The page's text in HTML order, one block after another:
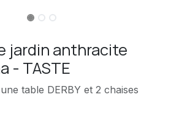
jardin anthracite
- TASTE
table DERBY et 2 chaises